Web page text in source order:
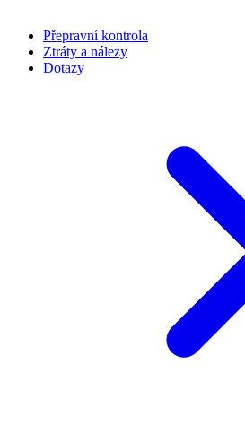
Přepravní kontrola
Ztráty a nálezy
Dotazy